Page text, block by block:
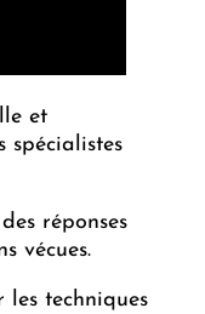
et
spécialistes
réponses
vécues.
les techniques